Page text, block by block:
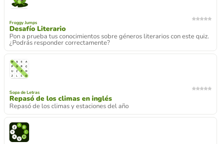
Froggy Jumps
Desafío Literario
Pon a prueba tus conocimientos sobre géneros literarios con este quiz.
¿Podrás responder correctamente?
Sopa de Letras
Repasó de los climas en inglés
Repasó de los climas y estaciones del año